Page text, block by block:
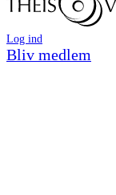
Log ind
Bliv medlem